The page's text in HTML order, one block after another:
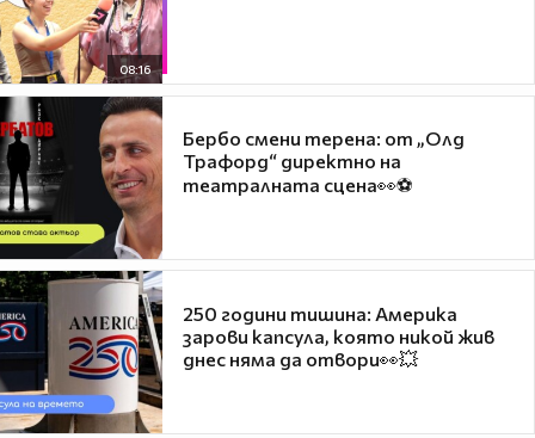
08:16
Бербо смени терена: от „Олд
Трафорд“ директно на
театралната сцена👀⚽
250 години тишина: Америка
зарови капсула, която никой жив
днес няма да отвори👀💥